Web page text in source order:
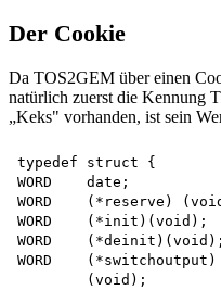
Der Cookie
Da TOS2GEM über einen
natürlich zuerst die Kennung
„Keks" vorhanden, ist sein
typedef struct {
WORD    date;
WORD    (*reserve)
WORD
WORD
WORD    (*switchoutput)
(void);